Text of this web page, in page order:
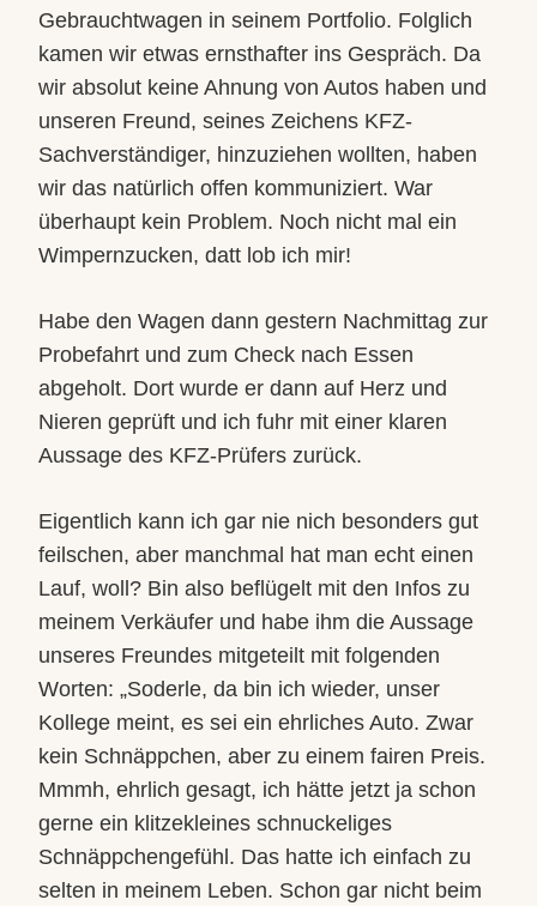
Gebrauchtwagen in seinem Portfolio. Folglich
kamen wir etwas ernsthafter ins Gespräch. Da
wir absolut keine Ahnung von Autos haben und
unseren Freund, seines Zeichens KFZ-
Sachverständiger, hinzuziehen wollten, haben
wir das natürlich offen kommuniziert. War
überhaupt kein Problem. Noch nicht mal ein
Wimpernzucken, datt lob ich mir!
Habe den Wagen dann gestern Nachmittag zur
Probefahrt und zum Check nach Essen
abgeholt. Dort wurde er dann auf Herz und
Nieren geprüft und ich fuhr mit einer klaren
Aussage des KFZ-Prüfers zurück.
Eigentlich kann ich gar nie nich besonders gut
feilschen, aber manchmal hat man echt einen
Lauf, woll? Bin also beflügelt mit den Infos zu
meinem Verkäufer und habe ihm die Aussage
unseres Freundes mitgeteilt mit folgenden
Worten: „Soderle, da bin ich wieder, unser
Kollege meint, es sei ein ehrliches Auto. Zwar
kein Schnäppchen, aber zu einem fairen Preis.
Mmmh, ehrlich gesagt, ich hätte jetzt ja schon
gerne ein klitzekleines schnuckeliges
Schnäppchengefühl. Das hatte ich einfach zu
selten in meinem Leben. Schon gar nicht beim